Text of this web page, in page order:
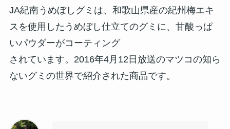
JA紀南うめぼしグミは、和歌山県産の紀州梅エキ
スを使用したうめぼし仕立てのグミに、甘酸っぱ
いパウダーがコーティング
されています。2016年4月12日放送のマツコの知ら
ないグミの世界で紹介された商品です。